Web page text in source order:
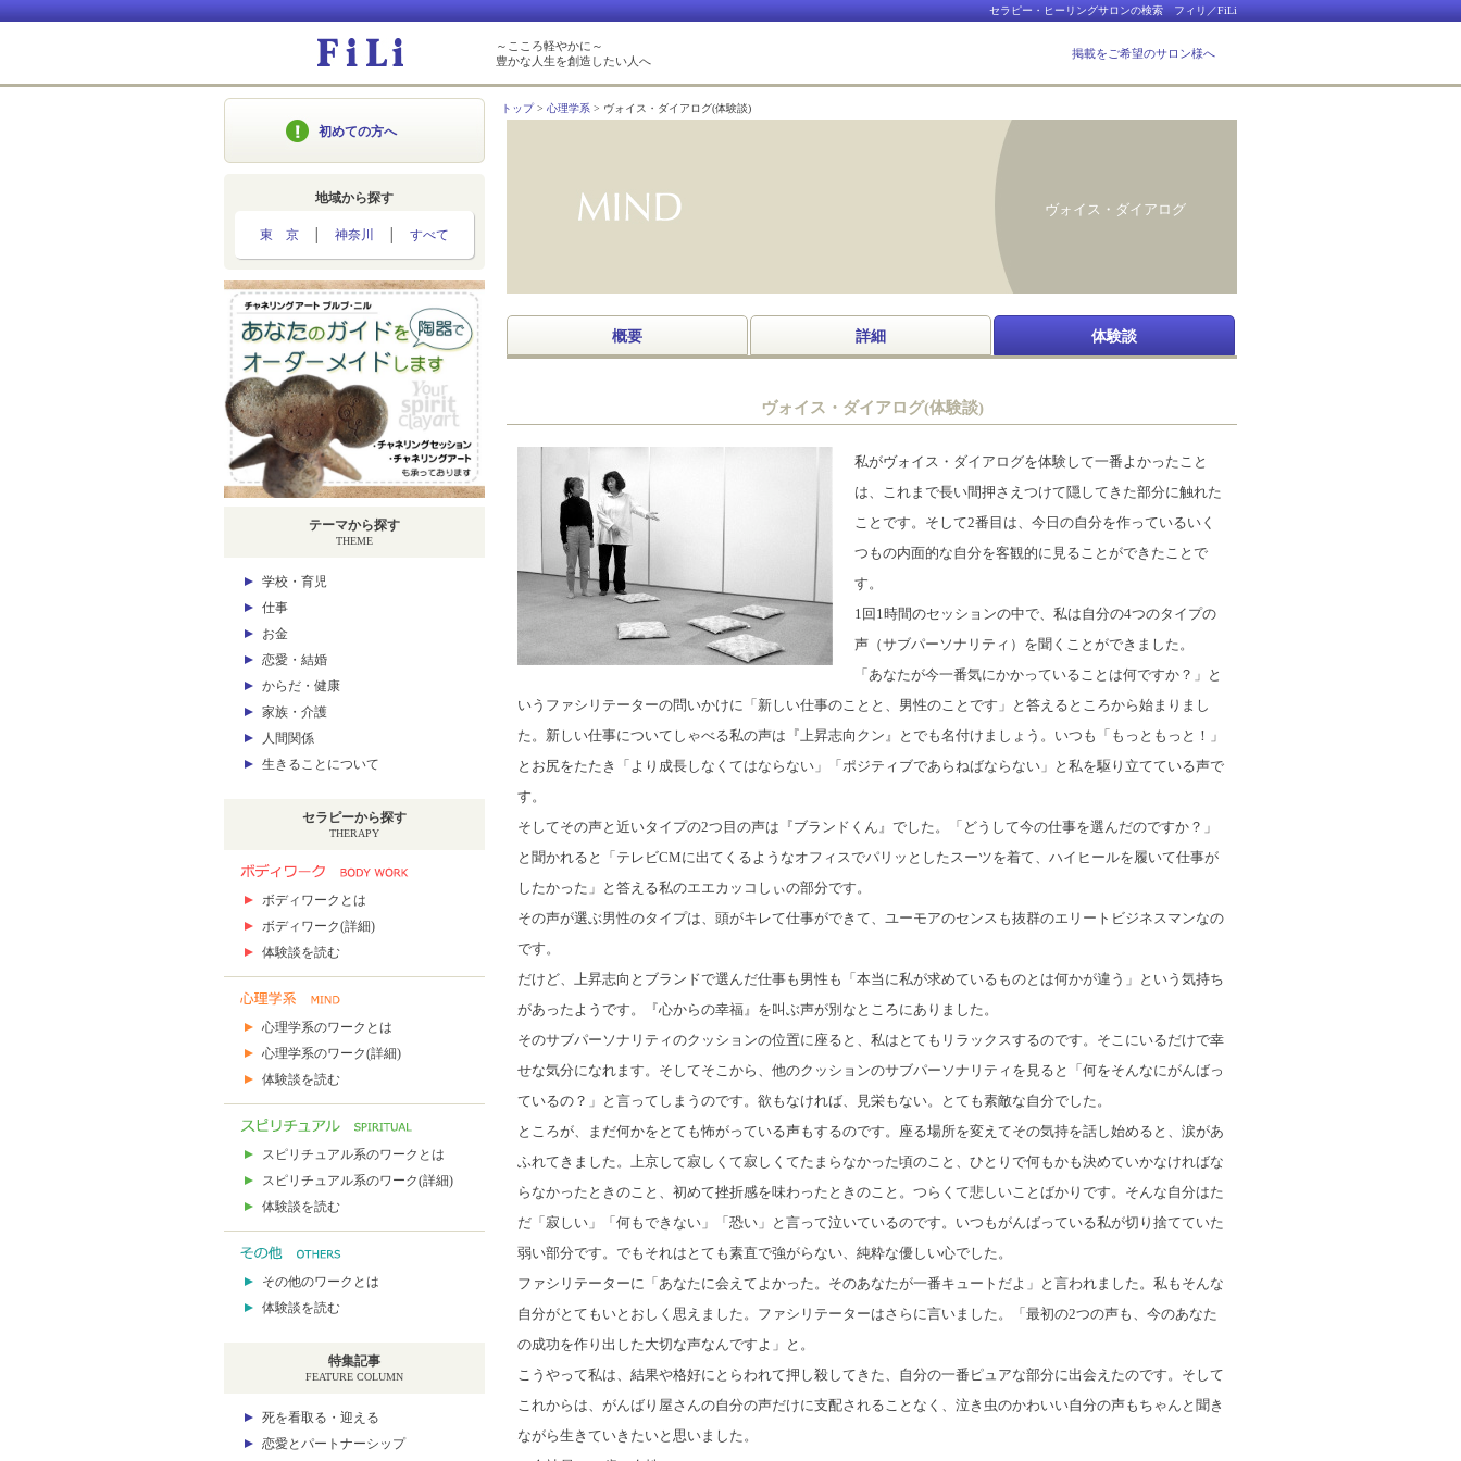
セラピー・ヒーリングサロンの検索 フィリ／FiLi
～こころ軽やかに～
豊かな人生を創造したい人へ
掲載をご希望のサロン様へ
トップ 心理学系 ヴォイス・ダイアログ(体験談)
ヴォイス・ダイアログ
概要 詳細 体験談
ヴォイス・ダイアログ(体験談)
私がヴォイス・ダイアログを体験して一番よかったこと
は、これまで長い間押さえつけて隠してきた部分に触れた
ことです。そして2番目は、今日の自分を作っているいく
つもの内面的な自分を客観的に見ることができたことで
す。
1回1時間のセッションの中で、私は自分の4つのタイプの
声（サブパーソナリティ）を聞くことができました。
「あなたが今一番気にかかっていることは何ですか？」と
いうファシリテーターの問いかけに「新しい仕事のことと、男性のことです」と答えるところから始まりまし
た。新しい仕事についてしゃべる私の声は『上昇志向クン』とでも名付けましょう。いつも「もっともっと！」
とお尻をたたき「より成長しなくてはならない」「ポジティブであらねばならない」と私を駆り立てている声で
す。
そしてその声と近いタイプの2つ目の声は『ブランドくん』でした。「どうして今の仕事を選んだのですか？」
と聞かれると「テレビCMに出てくるようなオフィスでパリッとしたスーツを着て、ハイヒールを履いて仕事が
したかった」と答える私のエエカッコしぃの部分です。
その声が選ぶ男性のタイプは、頭がキレて仕事ができて、ユーモアのセンスも抜群のエリートビジネスマンなの
です。
だけど、上昇志向とブランドで選んだ仕事も男性も「本当に私が求めているものとは何かが違う」という気持ち
があったようです。『心からの幸福』を叫ぶ声が別なところにありました。
そのサブパーソナリティのクッションの位置に座ると、私はとてもリラックスするのです。そこにいるだけで幸
せな気分になれます。そしてそこから、他のクッションのサブパーソナリティを見ると「何をそんなにがんばっ
ているの？」と言ってしまうのです。欲もなければ、見栄もない。とても素敵な自分でした。
ところが、まだ何かをとても怖がっている声もするのです。座る場所を変えてその気持を話し始めると、涙があ
ふれてきました。上京して寂しくて寂しくてたまらなかった頃のこと、ひとりで何もかも決めていかなければな
らなかったときのこと、初めて挫折感を味わったときのこと。つらくて悲しいことばかりです。そんな自分はた
だ「寂しい」「何もできない」「恐い」と言って泣いているのです。いつもがんばっている私が切り捨てていた
弱い部分です。でもそれはとても素直で強がらない、純粋な優しい心でした。
ファシリテーターに「あなたに会えてよかった。そのあなたが一番キュートだよ」と言われました。私もそんな
自分がとてもいとおしく思えました。ファシリテーターはさらに言いました。「最初の2つの声も、今のあなた
の成功を作り出した大切な声なんですよ」と。
こうやって私は、結果や格好にとらわれて押し殺してきた、自分の一番ピュアな部分に出会えたのです。そして
これからは、がんばり屋さんの自分の声だけに支配されることなく、泣き虫のかわいい自分の声もちゃんと聞き
ながら生きていきたいと思いました。
初めての方へ
地域から探す
東 京 神奈川 すべて
テーマから探す
THEME
学校・育児
仕事
お金
恋愛・結婚
からだ・健康
家族・介護
人間関係
生きることについて
セラピーから探す
THERAPY
ボディワークとは
ボディワーク(詳細)
体験談を読む
心理学系のワークとは
心理学系のワーク(詳細)
体験談を読む
スピリチュアル系のワークとは
スピリチュアル系のワーク(詳細)
体験談を読む
その他のワークとは
体験談を読む
特集記事
FEATURE COLUMN
死を看取る・迎える
恋愛とパートナーシップ